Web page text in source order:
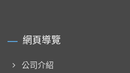
網頁導覽
公司介紹